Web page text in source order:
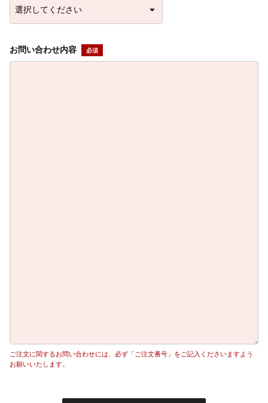
お問い合わせ内容
ご注文に関するお問い合わせには、必ず「ご注文番号」をご記入くださいますよう
お願いいたします。